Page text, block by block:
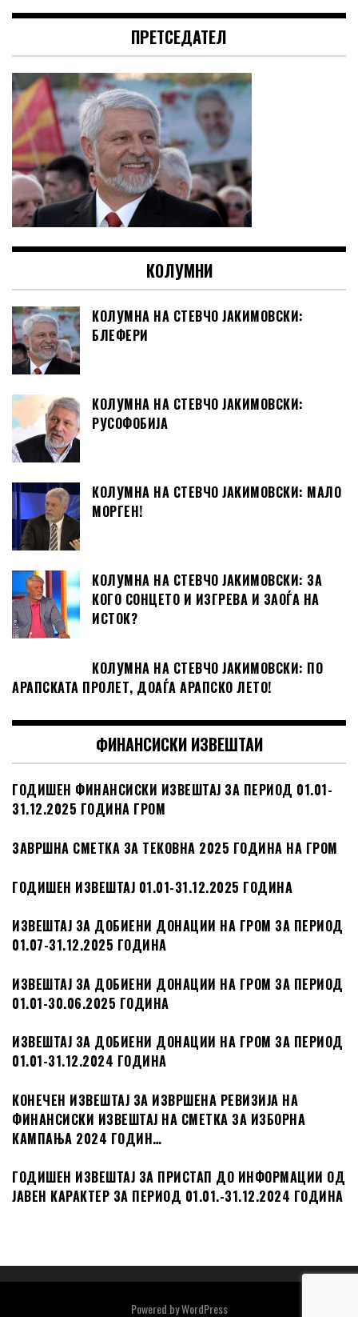
ПРЕТСЕДАТЕЛ
КОЛУМНИ
КОЛУМНА НА СТЕВЧО ЈАКИМОВСКИ:
БЛЕФЕРИ
КОЛУМНА НА СТЕВЧО ЈАКИМОВСКИ:
РУСОФОБИЈА
КОЛУМНА НА СТЕВЧО ЈАКИМОВСКИ: МАЛО
МОРГЕН!
КОЛУМНА НА СТЕВЧО ЈАКИМОВСКИ: ЗА
КОГО СОНЦЕТО И ИЗГРЕВА И ЗАОЃА НА
ИСТОК?
КОЛУМНА НА СТЕВЧО ЈАКИМОВСКИ: ПО
АРАПСКАТА ПРОЛЕТ, ДОАЃА АРАПСКО ЛЕТО!
ФИНАНСИСКИ ИЗВЕШТАИ
ГОДИШЕН ФИНАНСИСКИ ИЗВЕШТАЈ ЗА ПЕРИОД 01.01-
31.12.2025 ГОДИНА ГРОМ
ЗАВРШНА СМЕТКА ЗА ТЕКОВНА 2025 ГОДИНА НА ГРОМ
ГОДИШЕН ИЗВЕШТАЈ 01.01-31.12.2025 ГОДИНА
ИЗВЕШТАЈ ЗА ДОБИЕНИ ДОНАЦИИ НА ГРОМ ЗА ПЕРИОД
01.07-31.12.2025 ГОДИНА
ИЗВЕШТАЈ ЗА ДОБИЕНИ ДОНАЦИИ НА ГРОМ ЗА ПЕРИОД
01.01-30.06.2025 ГОДИНА
ИЗВЕШТАЈ ЗА ДОБИЕНИ ДОНАЦИИ НА ГРОМ ЗА ПЕРИОД
01.01-31.12.2024 ГОДИНА
КОНЕЧЕН ИЗВЕШТАЈ ЗА ИЗВРШЕНА РЕВИЗИЈА НА
ФИНАНСИСКИ ИЗВЕШТАЈ НА СМЕТКА ЗА ИЗБОРНА
КАМПАЊА 2024 ГОДИН…
ГОДИШЕН ИЗВЕШТАЈ ЗА ПРИСТАП ДО ИНФОРМАЦИИ ОД
ЈАВЕН КАРАКТЕР ЗА ПЕРИОД 01.01.-31.12.2024 ГОДИНА
Powered byWordPress